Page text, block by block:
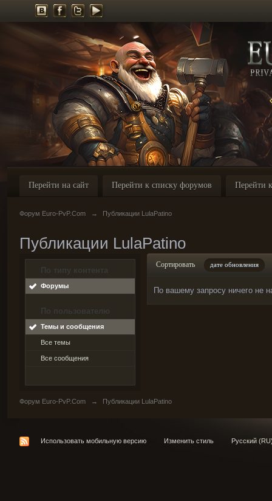
Перейти на сайт Перейти к списку форумов Перейти
Форум Euro-PvP.Com → Публикации LulaPatino
Публикации LulaPatino
По типу контента
Форумы
По пользователю
Темы и сообщения
Все темы
Все сообщения
Сортировать дате обновления
По вашему запросу ничего не
Форум Euro-PvP.Com → Публикации LulaPatino
Использовать мобильную версию Изменить стиль Русский